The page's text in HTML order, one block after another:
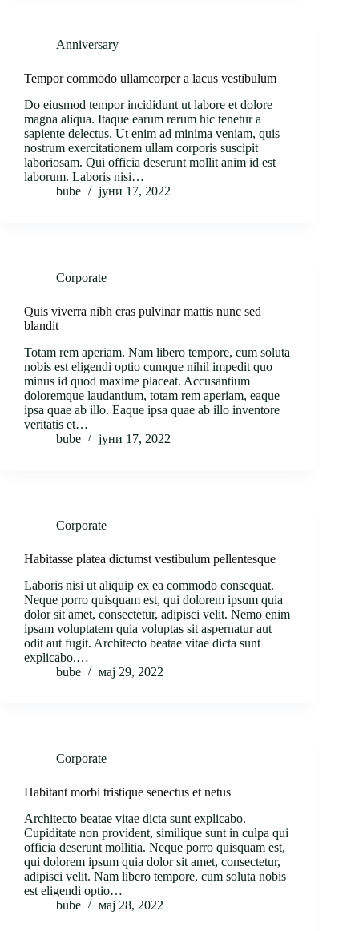
Anniversary
Tempor commodo ullamcorper a lacus vestibulum
Do eiusmod tempor incididunt ut labore et dolore
magna aliqua. Itaque earum rerum hic tenetur a
sapiente delectus. Ut enim ad minima veniam, quis
nostrum exercitationem ullam corporis suscipit
laboriosam. Qui officia deserunt mollit anim id est
laborum. Laboris nisi…
bube
јуни 17, 2022
Corporate
Quis viverra nibh cras pulvinar mattis nunc sed
blandit
Totam rem aperiam. Nam libero tempore, cum soluta
nobis est eligendi optio cumque nihil impedit quo
minus id quod maxime placeat. Accusantium
doloremque laudantium, totam rem aperiam, eaque
ipsa quae ab illo. Eaque ipsa quae ab illo inventore
veritatis et…
bube
јуни 17, 2022
Corporate
Habitasse platea dictumst vestibulum pellentesque
Laboris nisi ut aliquip ex ea commodo consequat.
Neque porro quisquam est, qui dolorem ipsum quia
dolor sit amet, consectetur, adipisci velit. Nemo enim
ipsam voluptatem quia voluptas sit aspernatur aut
odit aut fugit. Architecto beatae vitae dicta sunt
explicabo.…
bube
мај 29, 2022
Corporate
Habitant morbi tristique senectus et netus
Architecto beatae vitae dicta sunt explicabo.
Cupiditate non provident, similique sunt in culpa qui
officia deserunt mollitia. Neque porro quisquam est,
qui dolorem ipsum quia dolor sit amet, consectetur,
adipisci velit. Nam libero tempore, cum soluta nobis
est eligendi optio…
bube
мај 28, 2022